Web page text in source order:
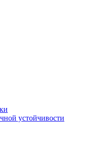
устойчивости